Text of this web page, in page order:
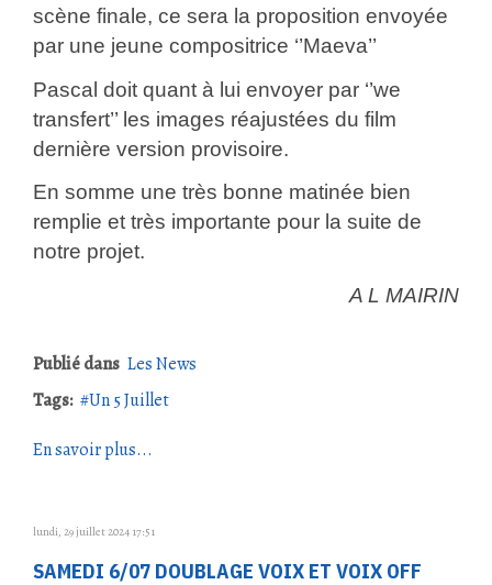
scène finale, ce sera la proposition envoyée
par une jeune compositrice ‘’Maeva’’
Pascal doit quant à lui envoyer par ‘’we
transfert’’ les images réajustées du film
dernière version provisoire.
En somme une très bonne matinée bien
remplie et très importante pour la suite de
notre projet.
A L MAIRIN
Publié dans Les News
Tags:
Un 5 Juillet
En savoir plus...
lundi, 29 juillet 2024 17:51
SAMEDI 6/07 DOUBLAGE VOIX ET VOIX OFF